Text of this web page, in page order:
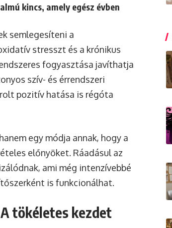
kincs, amely egész évben
semlegesíteni a
stresszt és a krónikus
fogyasztása javíthatja
szív- és érrendszeri
pozitív hatása is régóta
egy módja annak, hogy a
előnyöket. Ráadásul az
ami még intenzívebbé
is funkcionálhat.
tökéletes kezdet